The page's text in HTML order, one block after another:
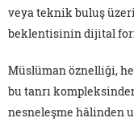
veya teknik buluş
beklentisinin dijital
Müslüman öznelliği,
bu tanrı
nesneleşme hâlinden